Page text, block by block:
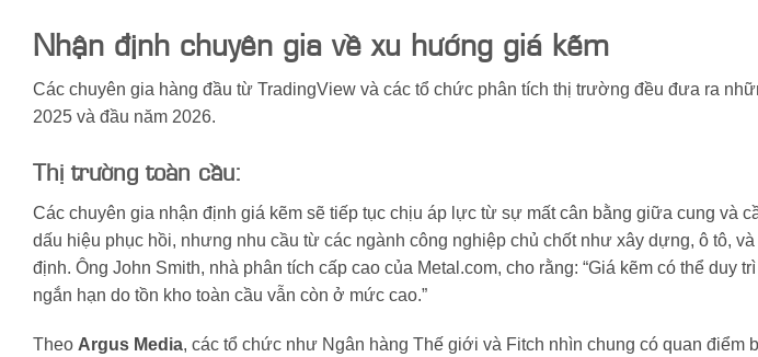
Nhận định chuyên gia về xu hướng giá kẽm
Các chuyên gia hàng đầu từ TradingView và các tổ chức phân tích thị trường đều đưa ra
2025 và đầu năm 2026.
Thị trường toàn cầu:
Các chuyên gia nhận định giá kẽm sẽ tiếp tục chịu áp lực từ sự mất cân bằng giữa cung và
dấu hiệu phục hồi, nhưng nhu cầu từ các ngành công nghiệp chủ chốt như xây dựng, ô tô,
định. Ông John Smith, nhà phân tích cấp cao của Metal.com, cho rằng: “Giá kẽm có thể duy
ngắn hạn do tồn kho toàn cầu vẫn còn ở mức cao.”
Theo Argus Media, các tổ chức như Ngân hàng Thế giới và Fitch nhìn chung có quan điểm